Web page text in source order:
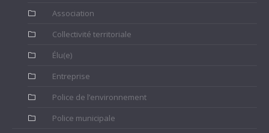
Association
Collectivité territoriale
Élu(e)
Entreprise
Police de l’environnement
Police municipale